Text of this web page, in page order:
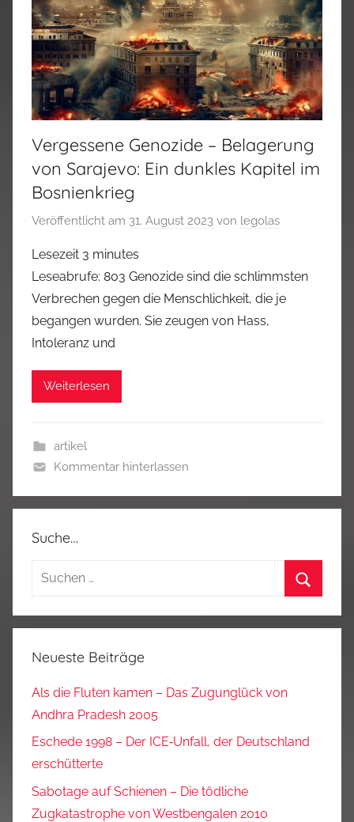
Vergessene Genozide – Belagerung
von Sarajevo: Ein dunkles Kapitel im
Bosnienkrieg
Veröffentlicht am 31. August 2023 von legolas
Lesezeit 3 minutes
Leseabrufe: 803 Genozide sind die schlimmsten
Verbrechen gegen die Menschlichkeit, die je
begangen wurden. Sie zeugen von Hass,
Intoleranz und
Weiterlesen
artikel
Kommentar hinterlassen
Suche…
Suchen
Neueste Beiträge
Als die Fluten kamen – Das Zugunglück von
Andhra Pradesh 2005
Eschede 1998 – Der ICE‑Unfall, der Deutschland
erschütterte
Sabotage auf Schienen – Die tödliche
Zugkatastrophe von Westbengalen 2010